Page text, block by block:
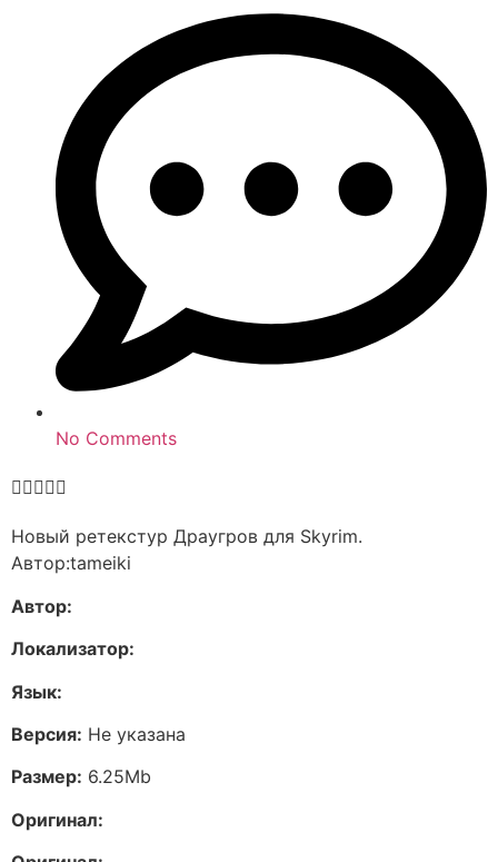
No Comments

Новый ретекстур Драугров для Skyrim.
Автор:tameiki
Автор:
Локализатор:
Язык:
Версия: Не указана
Размер: 6.25Mb
Оригинал: